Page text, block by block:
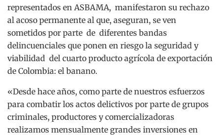
representados en ASBAMA, manifestaron su rechazo
al acoso permanente al que, aseguran, se ven
sometidos por parte de diferentes bandas
delincuenciales que ponen en riesgo la seguridad y
viabilidad del cuarto producto agrícola de exportación
de Colombia: el banano.
«Desde hace años, como parte de nuestros esfuerzos
para combatir los actos delictivos por parte de grupos
criminales, productores y comercializadoras
realizamos mensualmente grandes inversiones en